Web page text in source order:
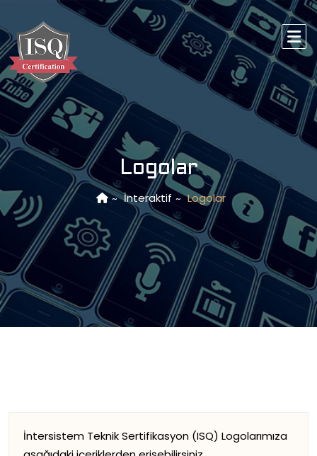
Logolar
İnteraktif Logolar
İntersistem Teknik Sertifikasyon (ISQ) Logolarımıza